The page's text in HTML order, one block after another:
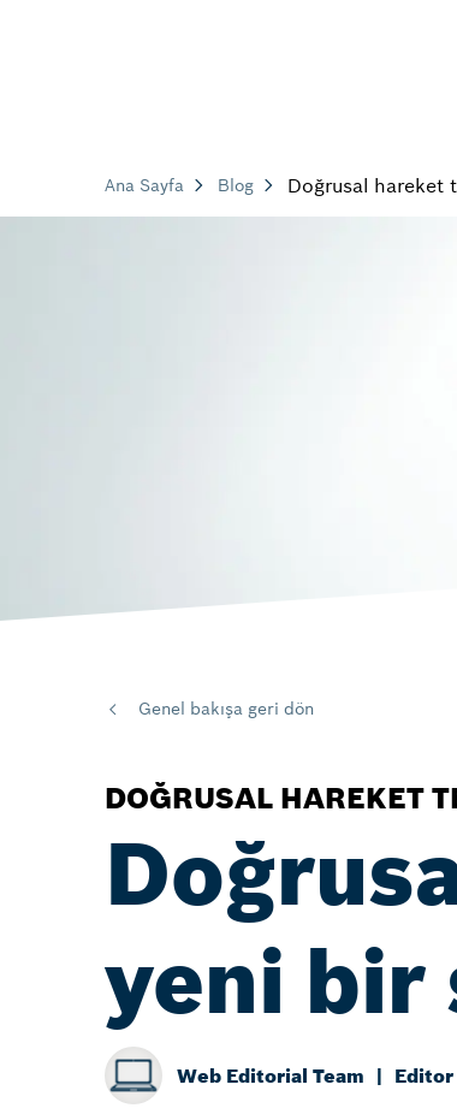
Ana Sayfa Blog Doğrusal hareket
Genel bakışa geri dön
DOĞRUSAL HAREKET
yeni bir
Web Editorial Team Editor